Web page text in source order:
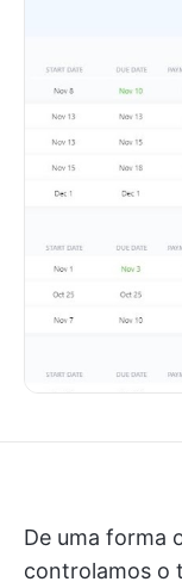
De uma forma
controlamos o